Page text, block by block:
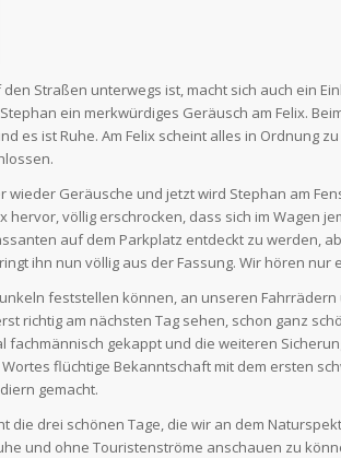
Straßen unterwegs ist, macht sich auch ein
ein merkwürdiges Geräusch am Felix.
es ist Ruhe. Am Felix scheint alles in Ordnung
wieder Geräusche und jetzt wird Stephan am
hervor, völlig erschrocken, dass sich im Wagen
auf dem Parkplatz entdeckt zu werden,
ihn nun völlig aus der Fassung. Wir hören nur
feststellen können, an unseren
richtig am nächsten Tag sehen, schon ganz
fachmännisch gekappt und die weiteren
flüchtige Bekanntschaft mit dem ersten
gemacht.
die drei schönen Tage, die wir an dem
und ohne Touristenströme anschauen zu